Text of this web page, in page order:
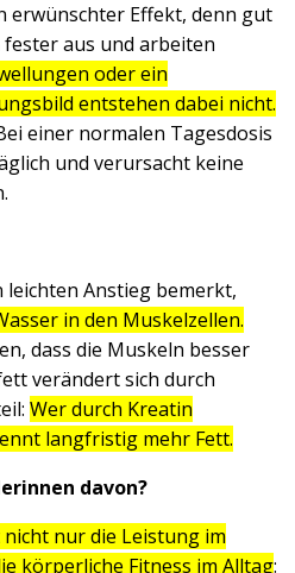
erwünschter Effekt, denn gut
aus und arbeiten
oder ein
entstehen dabei nicht.
einer normalen Tagesdosis
und verursacht keine
leichten Anstieg bemerkt,
in den Muskelzellen.
dass die Muskeln besser
verändert sich durch
Wer durch Kreatin
langfristig mehr Fett.
davon?
nur die Leistung im
körperliche Fitness im Alltag: